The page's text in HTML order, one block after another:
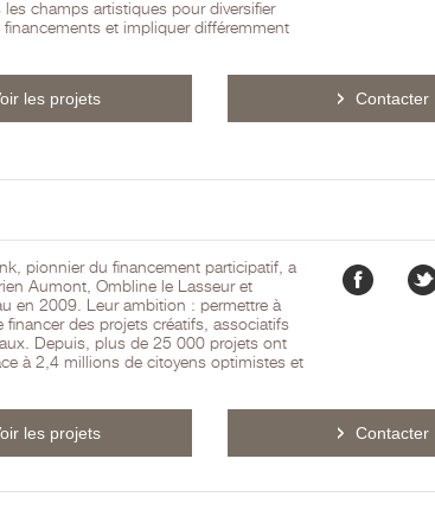
champs artistiques pour diversifier
financements et impliquer différemment
les projets Contacter
pionnier du financement participatif, a
Aumont, Ombline le Lasseur et
en 2009. Leur ambition : permettre à
financer des projets créatifs, associatifs
Depuis, plus de 25 000 projets ont
à 2,4 millions de citoyens optimistes et
les projets Contacter